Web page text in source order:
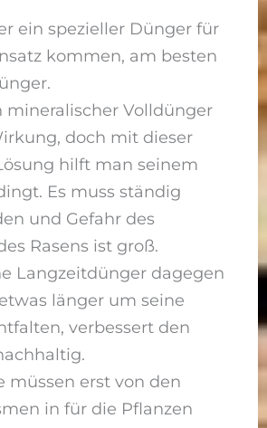
ein spezieller Dünger für
kommen, am besten
mineralischer Volldünger
doch mit dieser
hilft man seinem
Es muss ständig
und Gefahr des
Rasens ist groß.
Langzeitdünger dagegen
länger um seine
verbessert den
müssen erst von den
in für die Pflanzen